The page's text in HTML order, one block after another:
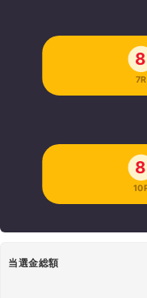
8
7R
8
当選金総額